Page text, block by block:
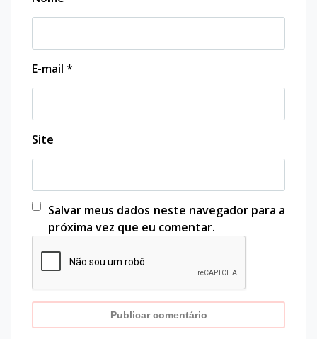
E-mail *
Site
Salvar meus dados neste navegador para a
próxima vez que eu comentar.